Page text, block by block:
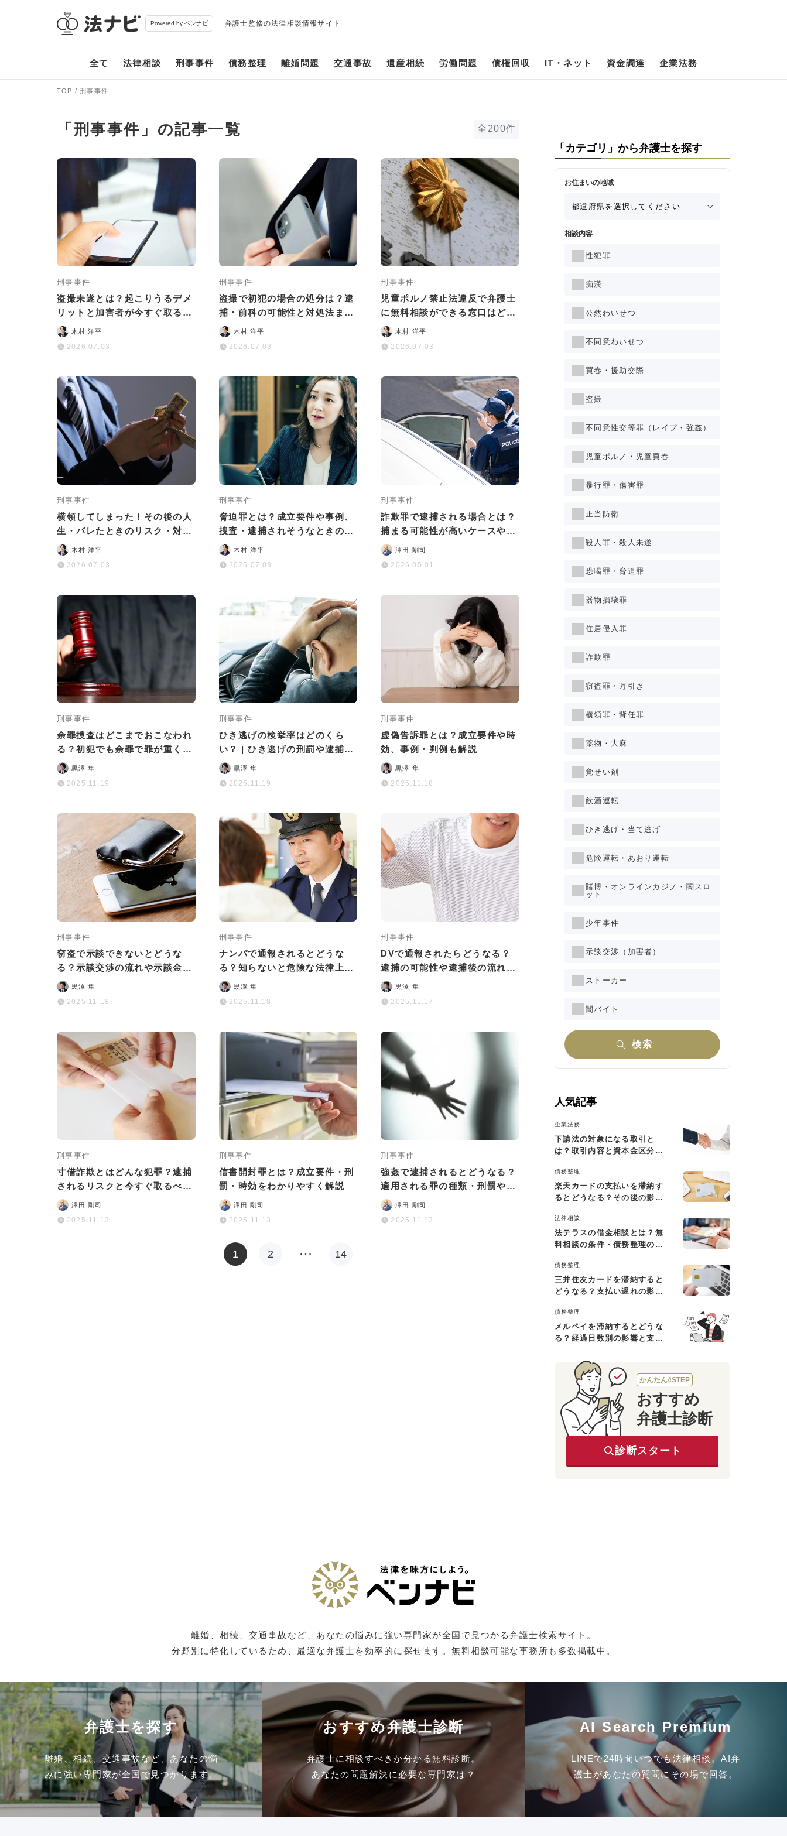
Powered by ベンナビ 弁護士監修の法律相談情報サイト
全て 法律相談 刑事事件 債務整理 離婚問題 交通事故 遺産相続 労働問題 債権回収 IT・ネット 資金調達 企業法務
TOP 刑事事件
「刑事事件」の記事一覧 全200件
刑事事件
盗撮未遂とは？起こりうるデメ
リットと加害者が今すぐ取るべ
き対応について解説
木村 洋平
2026.07.03
刑事事件
盗撮で初犯の場合の処分は？逮
捕・前科の可能性と対処法まと
め
木村 洋平
2026.07.03
刑事事件
児童ポルノ禁止法違反で弁護士
に無料相談ができる窓口はど
こ？依頼するメリットも解説
木村 洋平
2026.07.03
刑事事件
横領してしまった！その後の人
生・バレたときのリスク・対処
法を徹底解説
木村 洋平
2026.07.03
刑事事件
脅迫罪とは？成立要件や事例、
捜査・逮捕されそうなときの対
処法まで解説
木村 洋平
2026.07.03
刑事事件
詐欺罪で逮捕される場合とは？
捕まる可能性が高いケースや逮
捕された場合のリスクなど
澤田 剛司
2026.05.01
刑事事件
余罪捜査はどこまでおこなわれ
る？初犯でも余罪で罪が重くな
る可能性はある？
黒澤 隼
2025.11.19
刑事事件
ひき逃げの検挙率はどのくら
い？ | ひき逃げの刑罰や逮捕前
後の流れも徹底解説
黒澤 隼
2025.11.19
刑事事件
虚偽告訴罪とは？成立要件や時
効、事例・判例も解説
黒澤 隼
2025.11.18
刑事事件
窃盗で示談できないとどうな
る？示談交渉の流れや示談金の
相場も解説
黒澤 隼
2025.11.18
刑事事件
ナンパで通報されるとどうな
る？知らないと危険な法律上の
リスクと対処法
黒澤 隼
2025.11.18
刑事事件
DVで通報されたらどうなる？
逮捕の可能性や逮捕後の流れを
徹底解説
黒澤 隼
2025.11.17
刑事事件
寸借詐欺とはどんな犯罪？逮捕
されるリスクと今すぐ取るべき
対処法などを詳しく解説
澤田 剛司
2025.11.13
刑事事件
信書開封罪とは？成立要件・刑
罰・時効をわかりやすく解説
澤田 剛司
2025.11.13
刑事事件
強姦で逮捕されるとどうなる？
適用される罪の種類・刑罰や逮
捕後の流れを解説
澤田 剛司
2025.11.13
1 2 … 14
「カテゴリ」から弁護士を探す
お住まいの地域
相談内容
性犯罪
痴漢
公然わいせつ
不同意わいせつ
買春・援助交際
盗撮
不同意性交等罪（レイプ・強姦）
児童ポルノ・児童買春
暴行罪・傷害罪
正当防衛
殺人罪・殺人未遂
恐喝罪・脅迫罪
器物損壊罪
住居侵入罪
詐欺罪
窃盗罪・万引き
横領罪・背任罪
薬物・大麻
覚せい剤
飲酒運転
ひき逃げ・当て逃げ
危険運転・あおり運転
賭博・オンラインカジノ・闇スロ
ット
少年事件
示談交渉（加害者）
ストーカー
闇バイト
検索
人気記事
企業法務
下請法の対象になる取引と
は？取引内容と資本金区分に
債務整理
楽天カードの支払いを滞納す
るとどうなる？その後の影響
法律相談
法テラスの借金相談とは？無
料相談の条件・債務整理の費
債務整理
三井住友カードを滞納すると
どうなる？支払い遅れの影響
債務整理
メルペイを滞納するとどうな
る？経過日数別の影響と支払
かんたん4STEP
おすすめ
弁護士診断
診断スタート
離婚、相続、交通事故など、あなたの悩みに強い専門家が全国で見つかる弁護士検索サイト。
分野別に特化しているため、最適な弁護士を効率的に探せます。無料相談可能な事務所も多数掲載中。
弁護士を探す
離婚、相続、交通事故など、あなたの悩
みに強い専門家が全国で見つかります。
おすすめ弁護士診断
弁護士に相談すべきか分かる無料診断。
あなたの問題解決に必要な専門家は？
AI Search Premium
LINEで24時間いつでも法律相談。AI弁
護士があなたの質問にその場で回答。